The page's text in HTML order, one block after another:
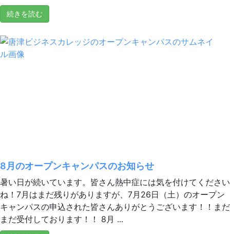
続きを読む
8月のオープンキャンパスのお知らせ
暑い日が続いています。皆さん熱中症には気を付けてください
ね！7月はまだ残りがありますが、7月26日（土）のオープン
キャンパスの申込された皆さんありがとうございます！！まだ
まだ受付しております！！ 8月 ...